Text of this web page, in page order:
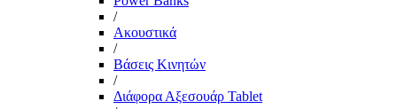
/
Ακουστικά
/
Βάσεις Κινητών
/
Διάφορα Αξεσουάρ Tablet